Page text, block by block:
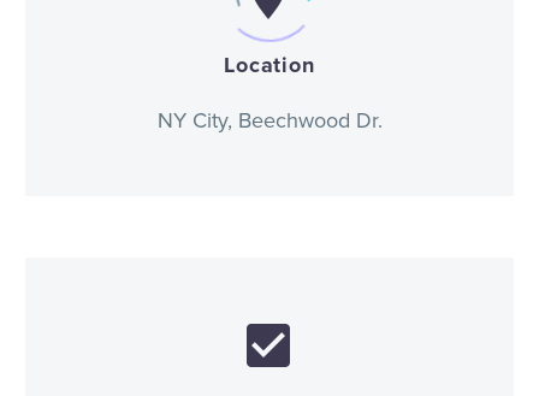
Location
NY City, Beechwood Dr.

